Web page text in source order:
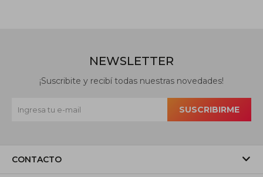
CONTACTO
NEWSLETTER
¡Suscribite y recibí todas nuestras novedades!
SUSCRIBIRME